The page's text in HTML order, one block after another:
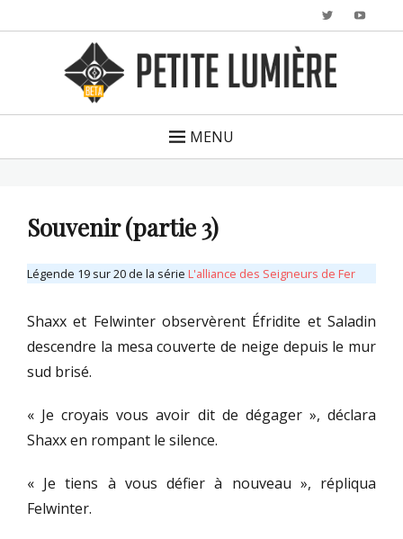
Twitter
MENU
Souvenir (partie 3)
Légende 19 sur 20 de la série L'alliance des Seigneurs de Fer
Shaxx et Felwinter observèrent Éfridite et Saladin
descendre la mesa couverte de neige depuis le mur
sud brisé.
« Je croyais vous avoir dit de dégager », déclara
Shaxx en rompant le silence.
« Je tiens à vous défier à nouveau », répliqua
Felwinter.